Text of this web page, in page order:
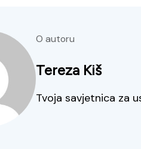
O autoru
Tereza Kiš
Tvoja savjetnica za